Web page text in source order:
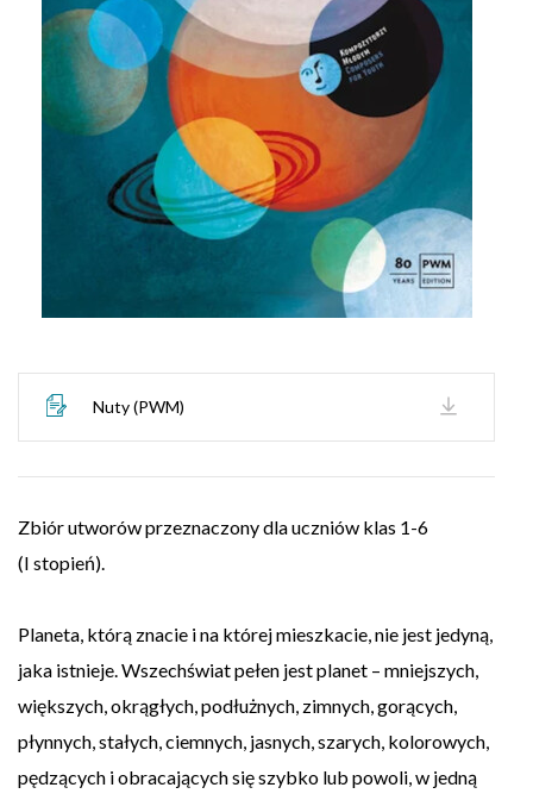
Nuty (PWM)
Zbiór utworów przeznaczony dla uczniów klas 1-6
(I stopień).
Planeta, którą znacie i na której mieszkacie, nie jest jedyną,
jaka istnieje. Wszechświat pełen jest planet – mniejszych,
większych, okrągłych, podłużnych, zimnych, gorących,
płynnych, stałych, ciemnych, jasnych, szarych, kolorowych,
pędzących i obracających się szybko lub powoli, w jedną